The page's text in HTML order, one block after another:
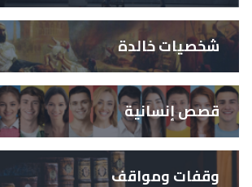
شخصيات خالدة
قصص إنسانية
وقفات ومواقف